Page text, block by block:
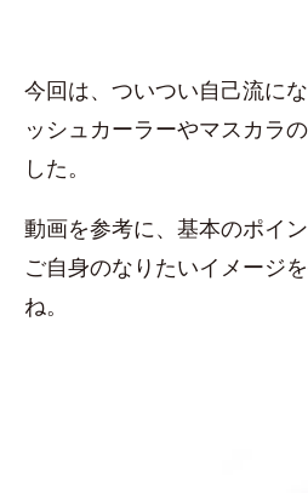
今回は、ついつい自己流に
ッシュカーラーやマスカラ
した。
動画を参考に、基本のポイ
ご自身のなりたいイメージ
ね。